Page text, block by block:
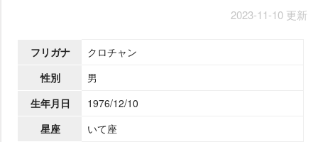
2023-11-10 更新
フリガナ
クロチャン
性別
男
生年月日
1976/12/10
星座
いて座